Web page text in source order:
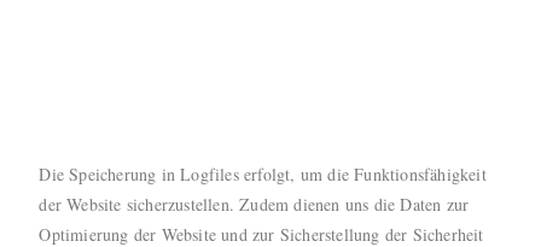
Die Speicherung in Logfiles erfolgt, um die Funktionsfähigkeit
der Website sicherzustellen. Zudem dienen uns die Daten zur
Optimierung der Website und zur Sicherstellung der Sicherheit